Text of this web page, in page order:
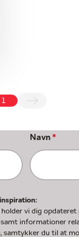
1
Navn *
vi dig
informationer
samtykker du til at